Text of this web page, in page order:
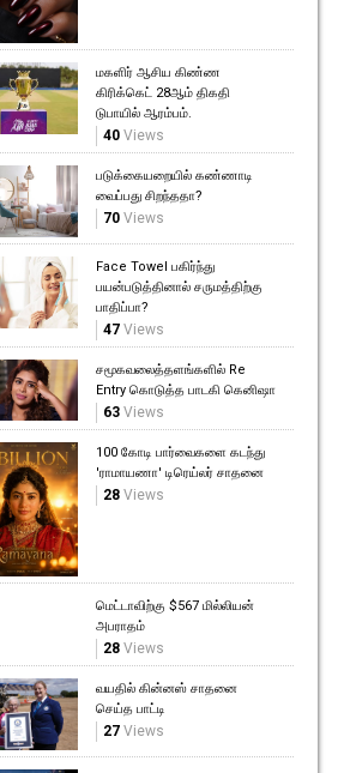
மகளிர் ஆசிய கிண்ண
கிரிக்கெட் 28ஆம் திகதி
டுபாயில் ஆரம்பம்.
40 Views
படுக்கையறையில் கண்ணாடி
வைப்பது சிறந்ததா?
70 Views
Face Towel பகிர்ந்து
பயன்படுத்தினால் சருமத்திற்கு
பாதிப்பா?
47 Views
சமூகவலைத்தளங்களில் Re
Entry கொடுத்த பாடகி கெனிஷா
63 Views
100 கோடி பார்வைகளை கடந்து
'ராமாயணா' டிரெய்லர் சாதனை
28 Views
மெட்டாவிற்கு $567 மில்லியன்
அபராதம்
28 Views
வயதில் கின்னஸ் சாதனை
செய்த பாட்டி
27 Views